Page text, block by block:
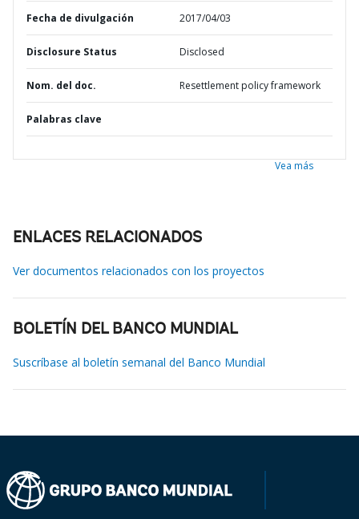
Fecha de divulgación 2017/04/03
Disclosure Status Disclosed
Nom. del doc. Resettlement policy framework
Palabras clave
Vea más
ENLACES RELACIONADOS
Ver documentos relacionados con los proyectos
BOLETÍN DEL BANCO MUNDIAL
Suscríbase al boletín semanal del Banco Mundial